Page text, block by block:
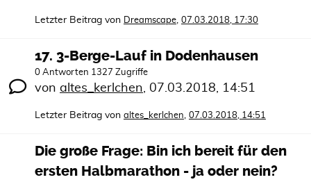
Letzter Beitrag von Dreamscape 07.03.2018, 17:30
17. 3-Berge-Lauf in Dodenhausen
0 Antworten 1327 Zugriffe
von altes_kerlchen 07.03.2018, 14:51
Letzter Beitrag von altes_kerlchen 07.03.2018, 14:51
Die große Frage: Bin ich bereit für den
ersten Halbmarathon - ja oder nein?